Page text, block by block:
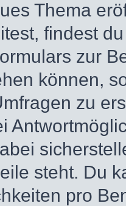
Thema
findest
zur
können,
zu
steht. Du
pro